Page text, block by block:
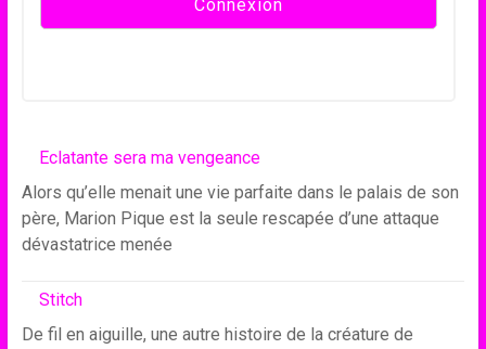
Eclatante sera ma vengeance
Alors qu’elle menait une vie parfaite dans le palais de son
père, Marion Pique est la seule rescapée d’une attaque
dévastatrice menée
Stitch
De fil en aiguille, une autre histoire de la créature de